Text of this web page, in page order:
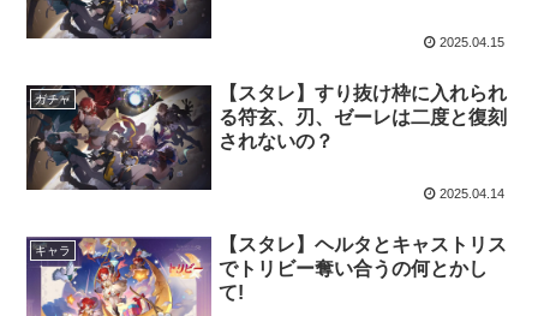
2025.04.15
ガチャ
【スタレ】すり抜け枠に入れられ
る符玄、刃、ゼーレは二度と復刻
されないの？
2025.04.14
キャラ
【スタレ】ヘルタとキャストリス
でトリビー奪い合うの何とかし
て!